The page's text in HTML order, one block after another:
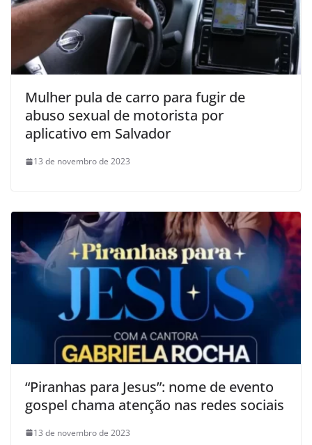
Mulher pula de carro para fugir de
abuso sexual de motorista por
aplicativo em Salvador
13 de novembro de 2023
“Piranhas para Jesus”: nome de evento
gospel chama atenção nas redes sociais
13 de novembro de 2023